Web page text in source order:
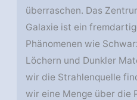
überraschen. Das
Galaxie ist ein
Phänomenen wie
Löchern und Dunkler
wir die Strahlenquelle
wir eine Menge über die